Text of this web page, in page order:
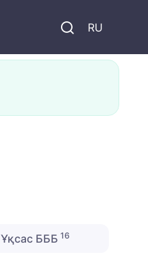
RU
Ұқсас БББ 16